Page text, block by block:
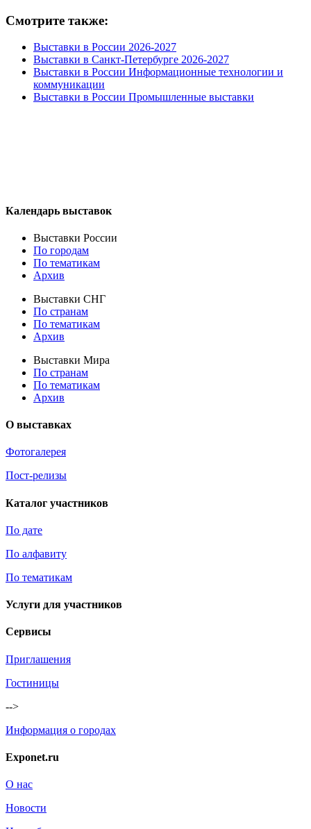
Смотрите также:
Выставки в России 2026-2027
Выставки в Санкт-Петербурге 2026-2027
Выставки в России Информационные технологии и
коммуникации
Выставки в России Промышленные выставки
Календарь выставок
Выставки России
По городам
По тематикам
Архив
Выставки СНГ
По странам
По тематикам
Архив
Выставки Мира
По странам
По тематикам
Архив
О выставках
Фотогалерея
Пост-релизы
Каталог участников
По дате
По алфавиту
По тематикам
Услуги для участников
Сервисы
Приглашения
Гостиницы
-->
Информация о городах
Exponet.ru
О нас
Новости